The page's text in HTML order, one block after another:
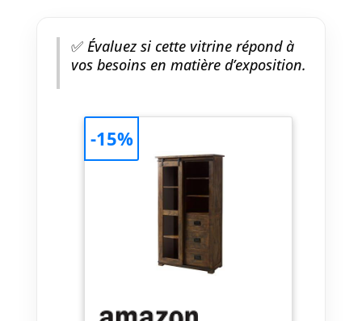
✅Évaluez si cette vitrine répond à
vos besoins en matière d’exposition.
-15%